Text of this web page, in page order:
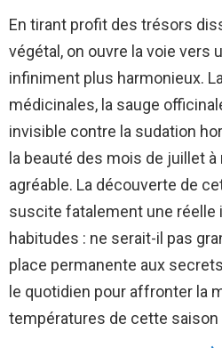
En tirant profit des trésors
végétal, on ouvre la voie vers
infiniment plus harmonieux.
médicinales, la sauge
invisible contre la sudation
la beauté des mois de juillet
agréable. La découverte de
suscite fatalement une réelle
habitudes : ne serait-il pas
place permanente aux
le quotidien pour affronter la
températures de cette saison